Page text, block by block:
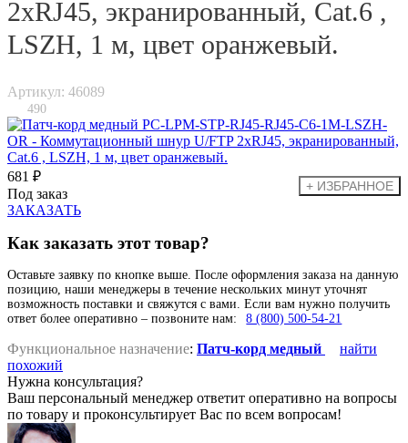
2xRJ45, экранированный, Cat.6 ,
LSZH, 1 м, цвет оранжевый.
Артикул: 46089
490
681 ₽
Под заказ
ЗАКАЗАТЬ
Как заказать этот товар?
Оставьте заявку по кнопке выше. После оформления заказа на данную
позицию, наши менеджеры в течение нескольких минут уточнят
возможность поставки и свяжутся с вами. Если вам нужно получить
ответ более оперативно – позвоните нам:
8 (800) 500-54-21
Функциональное назначение: Патч-корд медный
найти
похожий
Нужна консультация?
Ваш персональный менеджер ответит оперативно на вопросы
по товару и проконсультирует Вас по всем вопросам!